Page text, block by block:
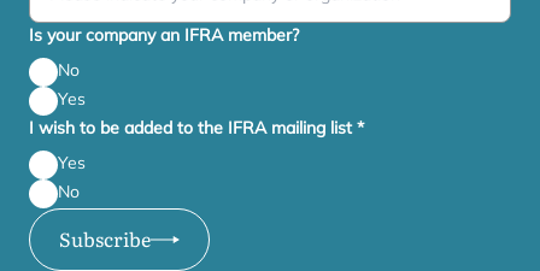
Is your company an IFRA member?
No
Yes
I wish to be added to the IFRA mailing list*
Yes
No
Subscribe